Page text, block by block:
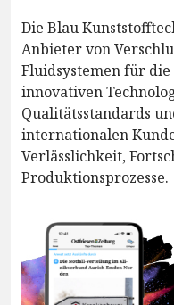
Die Blau
Anbieter von
Fluidsystemen für
innovativen
Qualitätsstandards
internationalen
Verlässlichkeit,
Produktionsprozesse.